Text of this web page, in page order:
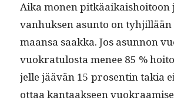
Aika mon­en pitkäaikaishoitoon
van­huk­sen asun­to on
maansa saak­ka. Jos asun­non
vuokrat­u­losta menee 85 %
jelle jäävän 15 pros­entin takia
ottaa kan­taak­seen